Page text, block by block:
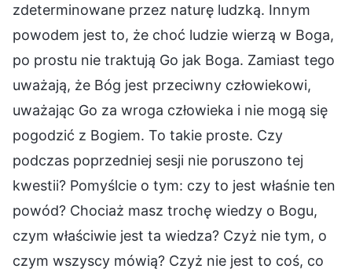
zdeterminowane przez naturę ludzką. Innym
powodem jest to, że choć ludzie wierzą w Boga,
po prostu nie traktują Go jak Boga. Zamiast tego
uważają, że Bóg jest przeciwny człowiekowi,
uważając Go za wroga człowieka i nie mogą się
pogodzić z Bogiem. To takie proste. Czy
podczas poprzedniej sesji nie poruszono tej
kwestii? Pomyślcie o tym: czy to jest właśnie ten
powód? Chociaż masz trochę wiedzy o Bogu,
czym właściwie jest ta wiedza? Czyż nie tym, o
czym wszyscy mówią? Czyż nie jest to coś, co